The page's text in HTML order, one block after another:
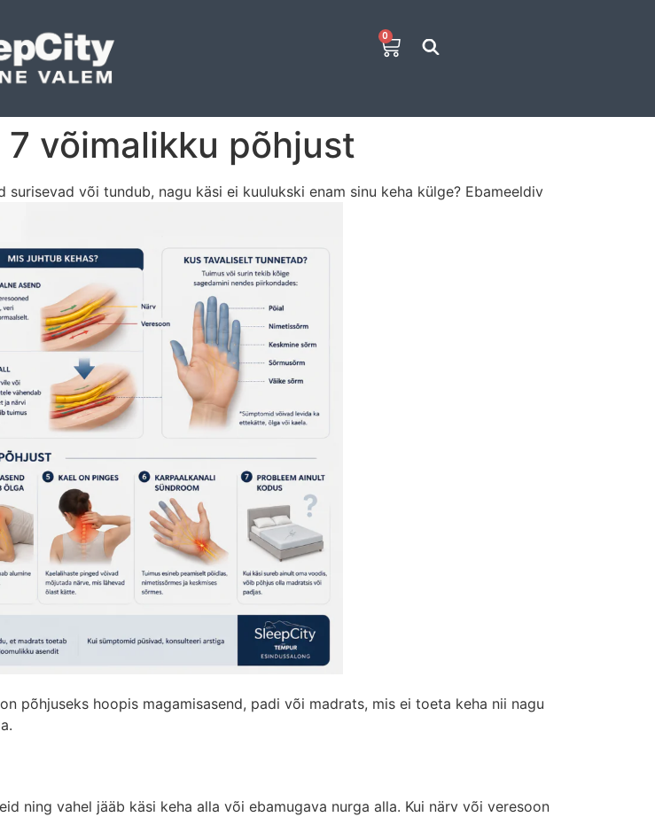
0
võimalikku põhjust
või tundub, nagu käsi ei kuulukski enam sinu keha külge? Ebameeldiv
põhjuseks hoopis magamisasend, padi või madrats, mis ei toeta keha nii nagu
ning vahel jääb käsi keha alla või ebamugava nurga alla. Kui närv või veresoon